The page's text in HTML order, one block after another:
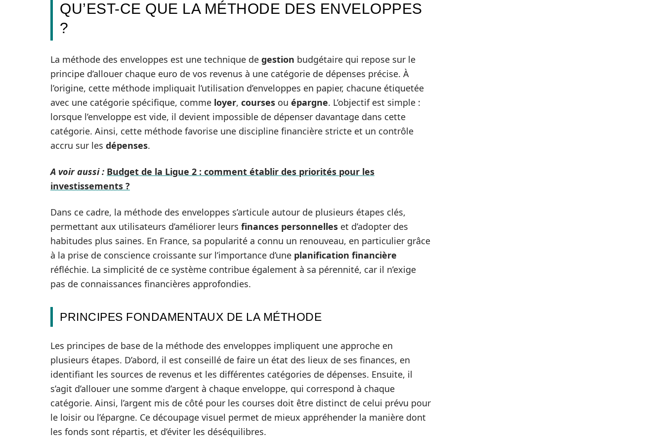
QU’EST-CE QUE LA MÉTHODE DES ENVELOPPES
?
La méthode des enveloppes est une technique de gestion budgétaire qui repose sur le
principe d’allouer chaque euro de vos revenus à une catégorie de dépenses précise. À
l’origine, cette méthode impliquait l’utilisation d’enveloppes en papier, chacune étiquetée
avec une catégorie spécifique, comme loyer, courses ou épargne. L’objectif est simple :
lorsque l’enveloppe est vide, il devient impossible de dépenser davantage dans cette
catégorie. Ainsi, cette méthode favorise une discipline financière stricte et un contrôle
accru sur les dépenses.
A voir aussi : Budget de la Ligue 2 : comment établir des priorités pour les
investissements ?
Dans ce cadre, la méthode des enveloppes s’articule autour de plusieurs étapes clés,
permettant aux utilisateurs d’améliorer leurs finances personnelles et d’adopter des
habitudes plus saines. En France, sa popularité a connu un renouveau, en particulier grâce
à la prise de conscience croissante sur l’importance d’une planification financière
réfléchie. La simplicité de ce système contribue également à sa pérennité, car il n’exige
pas de connaissances financières approfondies.
PRINCIPES FONDAMENTAUX DE LA MÉTHODE
Les principes de base de la méthode des enveloppes impliquent une approche en
plusieurs étapes. D’abord, il est conseillé de faire un état des lieux de ses finances, en
identifiant les sources de revenus et les différentes catégories de dépenses. Ensuite, il
s’agit d’allouer une somme d’argent à chaque enveloppe, qui correspond à chaque
catégorie. Ainsi, l’argent mis de côté pour les courses doit être distinct de celui prévu pour
le loisir ou l’épargne. Ce découpage visuel permet de mieux appréhender la manière dont
les fonds sont répartis, et d’éviter les déséquilibres.